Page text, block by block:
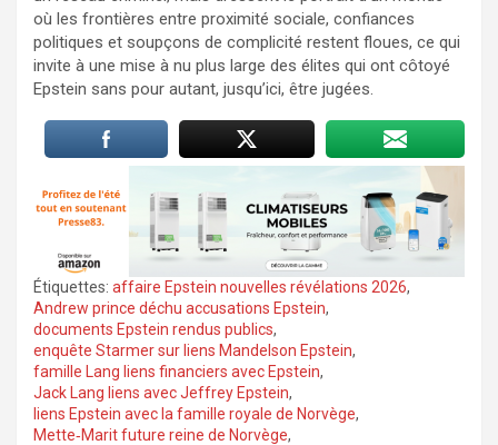
où les frontières entre proximité sociale, confiances
politiques et soupçons de complicité restent floues, ce qui
invite à une mise à nu plus large des élites qui ont côtoyé
Epstein sans pour autant, jusqu’ici, être jugées.
Étiquettes: affaire Epstein nouvelles révélations 2026,
Andrew prince déchu accusations Epstein,
documents Epstein rendus publics,
enquête Starmer sur liens Mandelson Epstein,
famille Lang liens financiers avec Epstein,
Jack Lang liens avec Jeffrey Epstein,
liens Epstein avec la famille royale de Norvège,
Mette‑Marit future reine de Norvège,